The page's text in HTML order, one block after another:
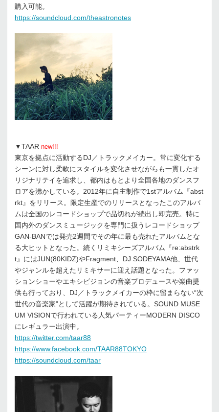
購入可能。
https://soundcloud.com/theastronotes
▼TAAR new!!!
東京を拠点に活動するDJ／トラックメイカー。常に変化する
シーンに対し柔軟にスタイルを変化させながらも一貫したオ
リジナリテイを追求し、都内はもとより全国各地のダンスフ
ロアを沸かしている。2012年に自主制作で1stアルバム『abst
rkt』をリリース。限定生産でのリリースとなったこのアルバ
ムは全国のレコードショップで品切れが続出し即完売。特に
国内外のダンスミュージックを専門に扱うレコードショップ
GAN-BANでは発売2週間でその年に最も売れたアルバムとな
る大ヒットとなった。続くリミキシーズアルバム『re:abstrk
t』にはJUN(80KIDZ)やFragment、DJ SODEYAMA他、世代
やジャンルを超えたリミキサーに迎え話題となった。ファッ
ションショーやエキシビジョンの音楽プロデュースや楽曲提
供も行っており、DJ／トラックメイカーの枠に留まらない“次
世代の音楽家”として活躍が期待されている。SOUND MUSE
UM VISIONで行われている人気パーティーMODERN DISCO
にレギュラー出演中。
https://twitter.com/taar88
https://www.facebook.com/TAAR88TOKYO
https://soundcloud.com/taar